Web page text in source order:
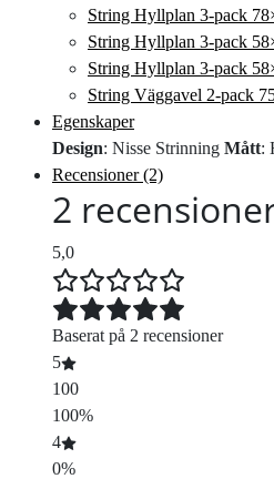
String Hyllplan 3-pack
String Hyllplan 3-pack
String Hyllplan 3-pack
String Väggavel 2-pack
Egenskaper
Design: Nisse Strinning Mått:
Recensioner (2)
2
5,0
Baserat på 2 recensioner
5
100
100%
4
0%